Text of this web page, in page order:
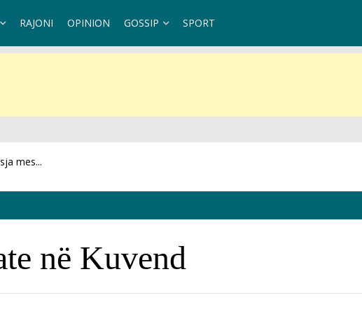
RAJONI OPINION GOSSIP SPORT
në Krujë: Bilanci...
në Kuvend